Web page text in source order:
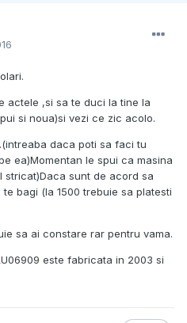
actele ,si sa te duci la tine la
si noua)si vezi ce zic acolo.
daca poti sa faci tu
ea)Momentan le spui ca masina
sunt de acord sa
bagi (la 1500 trebuie sa platesti
sa ai constare rar pentru vama.
este fabricata in 2003 si